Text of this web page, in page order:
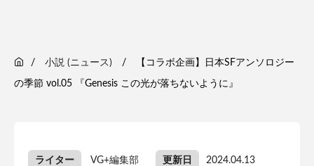
小説 (ニュース) 【コラボ企画】日本SFアンソロジー
の季節 vol.05 『Genesis この光が落ちないように』
ライター VG+編集部 更新日 2024.04.13